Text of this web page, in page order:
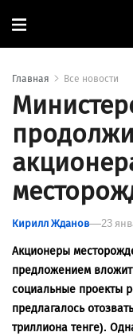
Главная Все новости
Кирилл Жданов 23
Акционеры
предложением
социальные проекты
предлагалось
триллиона тенге).